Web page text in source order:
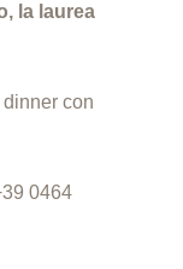
la laurea
con
0464